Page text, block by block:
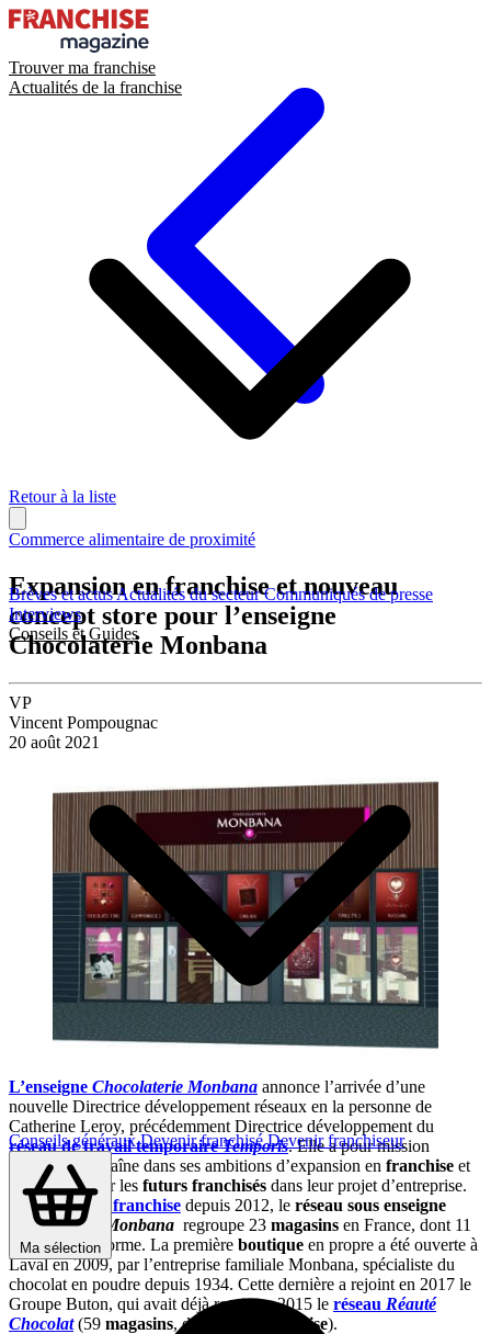
Trouver ma franchise
Actualités de la franchise
Brèves et actusActualités du secteurCommuniqués de presse
Interviews
Conseils et Guides
Conseils générauxDevenir franchiséDevenir franchiseur
Ma sélection
Retour à la liste
Commerce alimentaire de proximité
Expansion en franchise et nouveau
concept store pour l’enseigne
Chocolaterie Monbana
VP
Vincent Pompougnac
20 août 2021
L’enseigne Chocolaterie Monbana annonce l’arrivée d’une
nouvelle Directrice développement réseaux en la personne de
Catherine Leroy, précédemment Directrice développement du
réseau de travail temporaireTemporis. Elle a pour mission
d’épauler la chaîne dans ses ambitions d’expansion en franchise et
d’accompagner les futurs franchisés dans leur projet d’entreprise.
Développé en franchise depuis 2012, le réseau sous enseigne
Chocolaterie
Monbana regroupe 23 magasins en France, dont 11
en sous cette forme. La première boutique en propre a été ouverte à
Laval en 2009, par l’entreprise familiale Monbana, spécialiste du
chocolat en poudre depuis 1934. Cette dernière a rejoint en 2017 le
Groupe Buton, qui avait déjà repris en 2015 le réseau Réauté
Chocolat(59 magasins, dont 22 en franchise).